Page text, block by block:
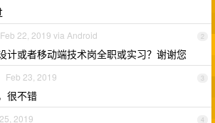
2
Feb 22, 2019 via Android
计或者移动端技术岗全职或实习？谢谢您
3
Feb 23, 2019
很不错
4
2019